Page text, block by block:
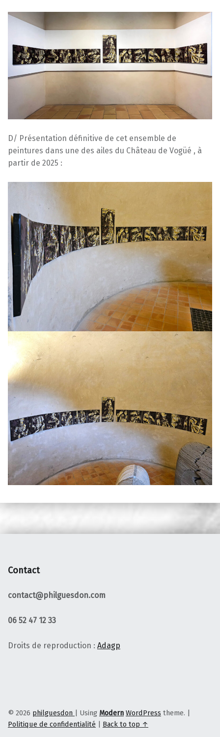
D/ Présentation définitive de cet ensemble de
peintures dans une des ailes du Château de Vogüé , à
partir de 2025 :
Skip back to main navigation
Contact
contact@philguesdon.com
06 52 47 12 33
Droits de reproduction : Adagp
© 2026 philguesdon | Using Modern WordPress theme. |
Politique de confidentialité | Back to top ↑